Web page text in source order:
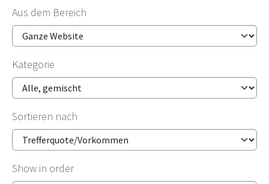
Aus dem Bereich
Kategorie
Sortieren nach
Show in order